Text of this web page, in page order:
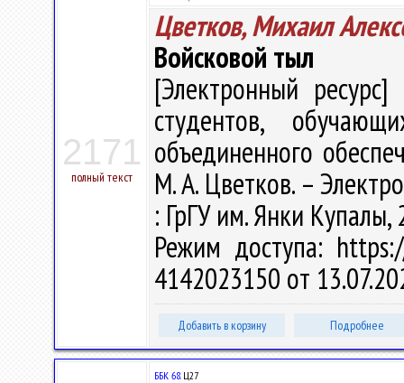
2171
полный текст
Цветков, Михаил
Войсковой тыл
[Электронный
студентов,
объединенного
М. А. Цветков. –
: ГрГУ им. Янки Купалы,
Режим доступа:
4142023150 от
Добавить в корзину Подробнее
ББК 68.Ц27